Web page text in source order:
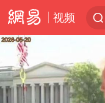
视频